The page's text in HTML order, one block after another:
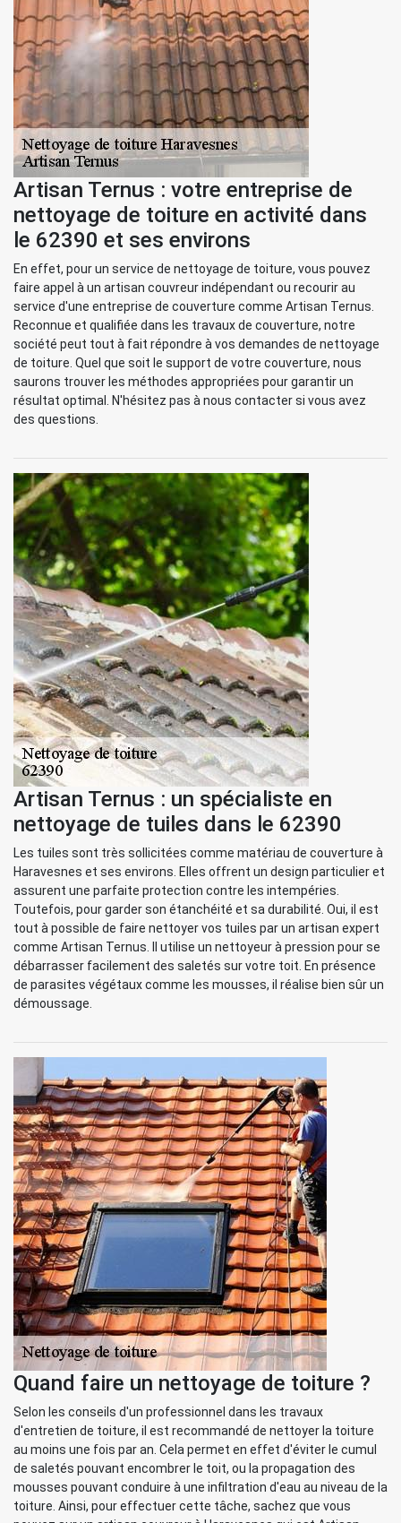
Artisan Ternus : votre entreprise de
nettoyage de toiture en activité dans
le 62390 et ses environs
En effet, pour un service de nettoyage de toiture, vous pouvez
faire appel à un artisan couvreur indépendant ou recourir au
service d'une entreprise de couverture comme Artisan Ternus.
Reconnue et qualifiée dans les travaux de couverture, notre
société peut tout à fait répondre à vos demandes de nettoyage
de toiture. Quel que soit le support de votre couverture, nous
saurons trouver les méthodes appropriées pour garantir un
résultat optimal. N'hésitez pas à nous contacter si vous avez
des questions.
Artisan Ternus : un spécialiste en
nettoyage de tuiles dans le 62390
Les tuiles sont très sollicitées comme matériau de couverture à
Haravesnes et ses environs. Elles offrent un design particulier et
assurent une parfaite protection contre les intempéries.
Toutefois, pour garder son étanchéité et sa durabilité. Oui, il est
tout à possible de faire nettoyer vos tuiles par un artisan expert
comme Artisan Ternus. Il utilise un nettoyeur à pression pour se
débarrasser facilement des saletés sur votre toit. En présence
de parasites végétaux comme les mousses, il réalise bien sûr un
démoussage.
Quand faire un nettoyage de toiture ?
Selon les conseils d'un professionnel dans les travaux
d'entretien de toiture, il est recommandé de nettoyer la toiture
au moins une fois par an. Cela permet en effet d'éviter le cumul
de saletés pouvant encombrer le toit, ou la propagation des
mousses pouvant conduire à une infiltration d'eau au niveau de la
toiture. Ainsi, pour effectuer cette tâche, sachez que vous